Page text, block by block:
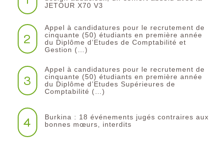
JETOUR X70 V3
2
Appel à candidatures pour le recrutement de
cinquante (50) étudiants en première année
du Diplôme d’Etudes de Comptabilité et
Gestion (…)
3
Appel à candidatures pour le recrutement de
cinquante (50) étudiants en première année
du Diplôme d’Etudes Supérieures de
Comptabilité (…)
4
Burkina : 18 événements jugés contraires aux
bonnes mœurs, interdits